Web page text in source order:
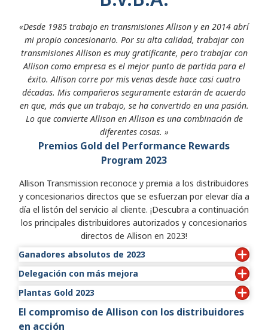
«Desde 1985 trabajo en transmisiones Allison y en 2014 abrí
mi propio concesionario. Por su alta calidad, trabajar con
transmisiones Allison es muy gratificante, pero trabajar con
Allison como empresa es el mejor punto de partida para el
éxito. Allison corre por mis venas desde hace casi cuatro
décadas. Mis compañeros seguramente estarán de acuerdo
en que, más que un trabajo, se ha convertido en una pasión.
Lo que convierte Allison en Allison es una combinación de
diferentes cosas. »
Premios Gold del Performance Rewards
Program 2023
Allison Transmission reconoce y premia a los distribuidores
y concesionarios directos que se esfuerzan por elevar día a
día el listón del servicio al cliente. ¡Descubra a continuación
los principales distribuidores autorizados y concesionarios
directos de Allison en 2023!
Ganadores absolutos de 2023
• Indel Power Group: Hazard
• Wajax Power Systems-West: Winnipeg
Delegación con más mejora
•Wajax Power Systems-Central: Stoney Creek
Plantas Gold 2023
• ABC Transmissions Limited: Surrey
• Atlantic Detroit Diesel-Allison: Latham
El compromiso de Allison con los distribuidores
en acción